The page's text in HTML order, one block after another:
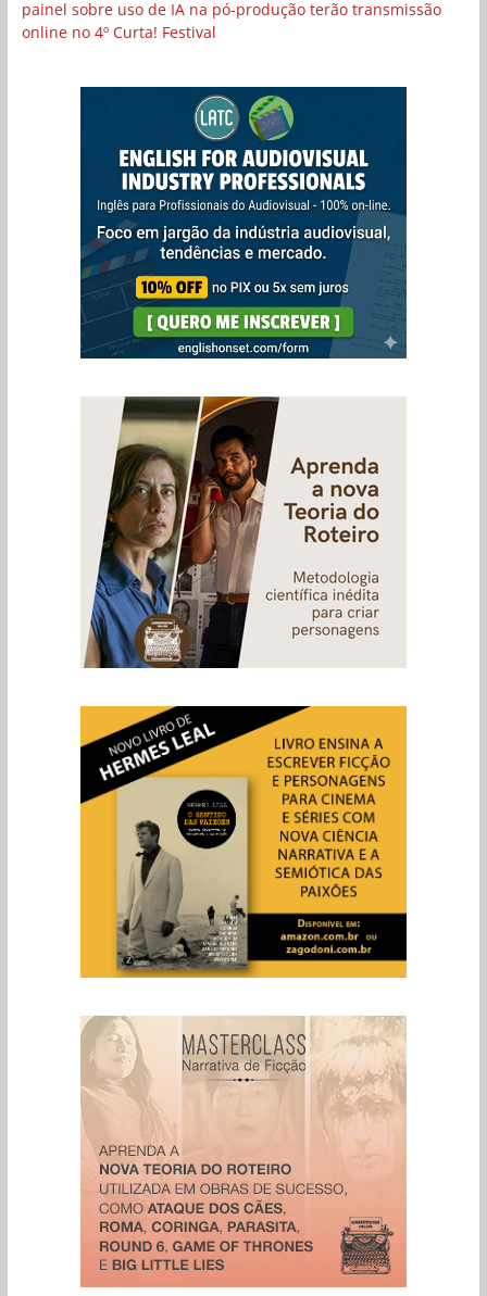
painel sobre uso de IA na pó-produção terão transmissão
online no 4º Curta! Festival